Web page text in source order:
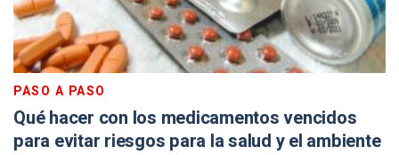
PASO A PASO
Qué hacer con los medicamentos vencidos
para evitar riesgos para la salud y el ambiente